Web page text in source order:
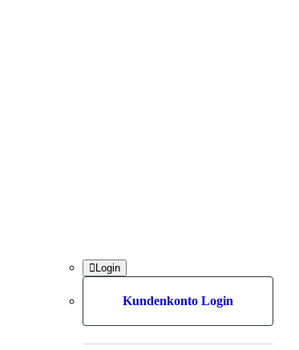
Login
Kundenkonto Login